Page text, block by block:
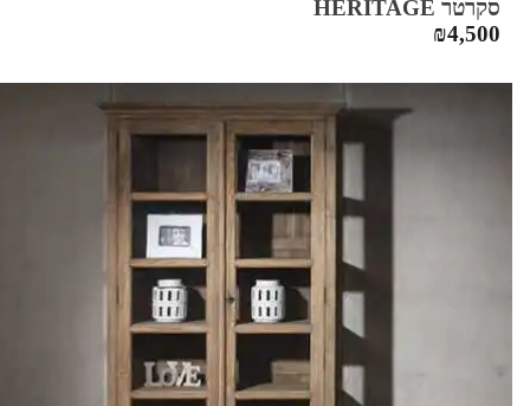
סקרטר HERITAGE
₪4,500